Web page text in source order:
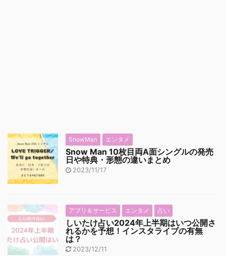
SnowMan エンタメ
Snow Man 10枚目両A面シングルの発売
日や特典・形態の違いまとめ
2023/11/17
アプリ＆サービス エンタメ 占い
しいたけ占い2024年上半期はいつ公開さ
れるかを予想！インスタライブの有無
は？
2023/12/11